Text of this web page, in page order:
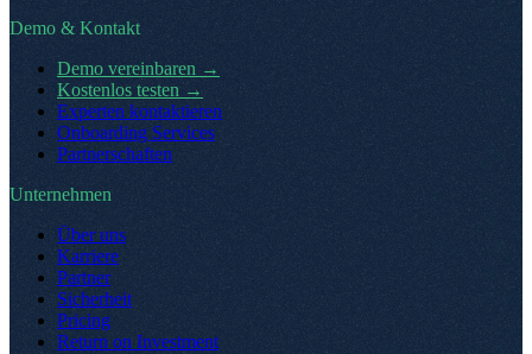
Demo & Kontakt
Demo vereinbaren →
Kostenlos testen →
Experten kontaktieren
Onboarding Services
Partnerschaften
Unternehmen
Über uns
Karriere
Partner
Sicherheit
Pricing
Return on Investment